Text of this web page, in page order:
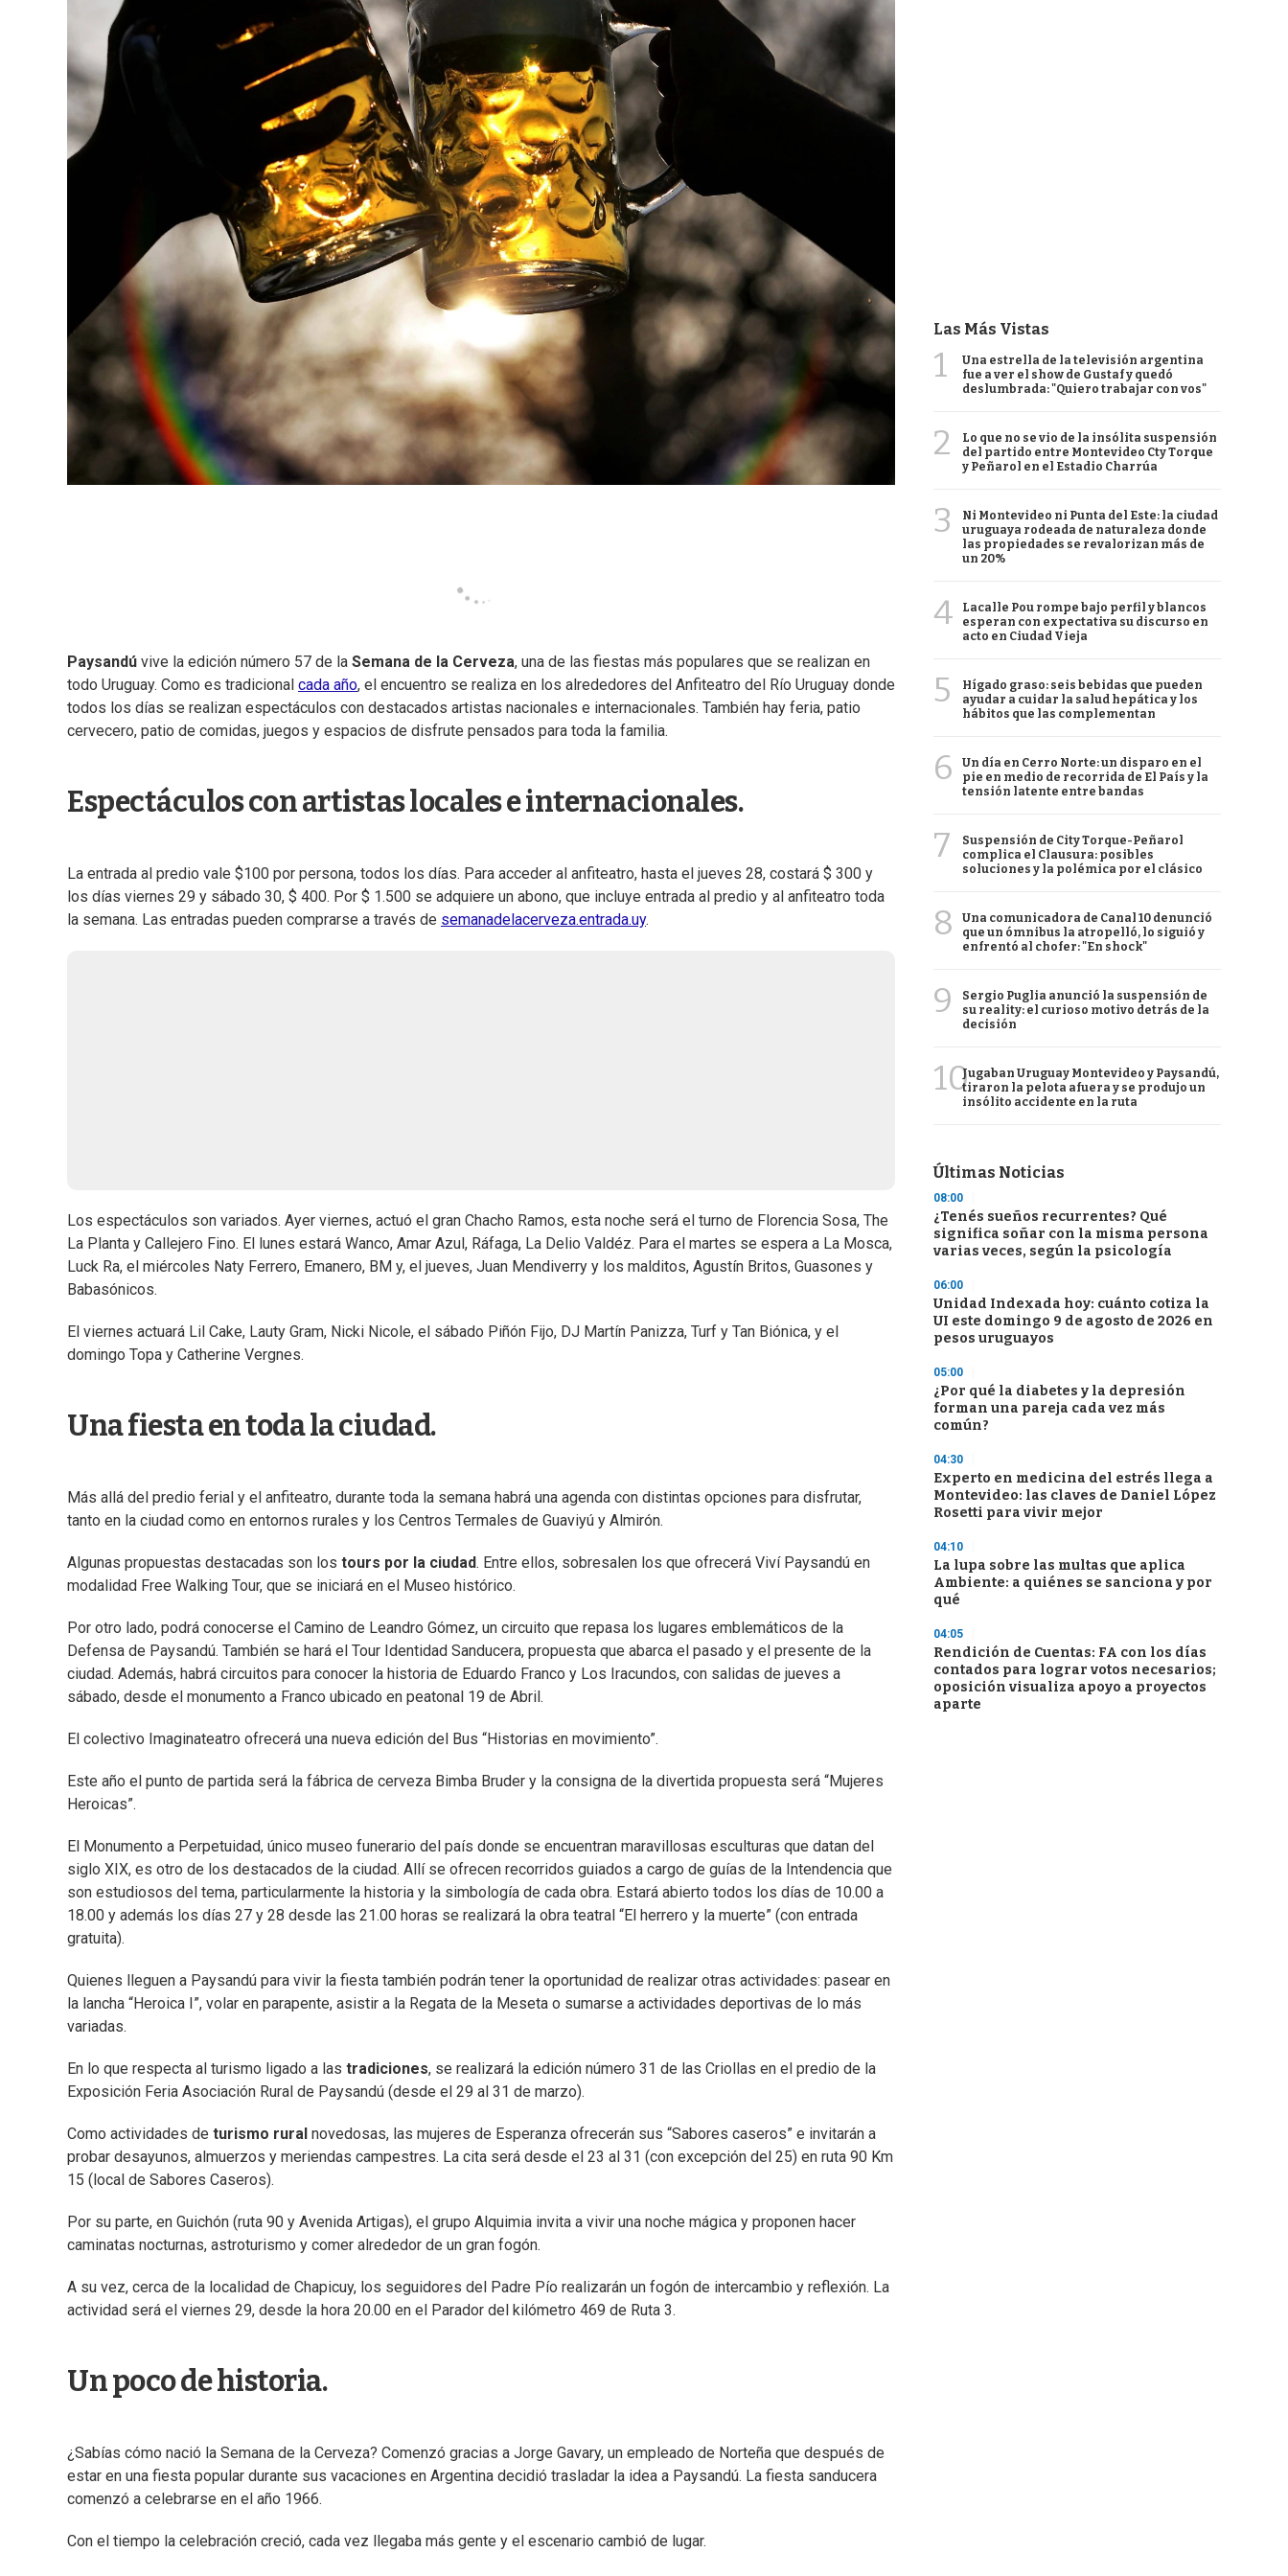
Paysandú vive la edición número 57 de la Semana de la Cerveza, una de las fiestas más populares que se realizan en
todo Uruguay. Como es tradicional cada año, el encuentro se realiza en los alrededores del Anfiteatro del Río Uruguay donde
todos los días se realizan espectáculos con destacados artistas nacionales e internacionales. También hay feria, patio
cervecero, patio de comidas, juegos y espacios de disfrute pensados para toda la familia.
Espectáculos con artistas locales e internacionales.
La entrada al predio vale $100 por persona, todos los días. Para acceder al anfiteatro, hasta el jueves 28, costará $ 300 y
los días viernes 29 y sábado 30, $ 400. Por $ 1.500 se adquiere un abono, que incluye entrada al predio y al anfiteatro toda
la semana. Las entradas pueden comprarse a través de semanadelacerveza.entrada.uy.
Los espectáculos son variados. Ayer viernes, actuó el gran Chacho Ramos, esta noche será el turno de Florencia Sosa, The
La Planta y Callejero Fino. El lunes estará Wanco, Amar Azul, Ráfaga, La Delio Valdéz. Para el martes se espera a La Mosca,
Luck Ra, el miércoles Naty Ferrero, Emanero, BM y, el jueves, Juan Mendiverry y los malditos, Agustín Britos, Guasones y
Babasónicos.
El viernes actuará Lil Cake, Lauty Gram, Nicki Nicole, el sábado Piñón Fijo, DJ Martín Panizza, Turf y Tan Biónica, y el
domingo Topa y Catherine Vergnes.
Una fiesta en toda la ciudad.
Más allá del predio ferial y el anfiteatro, durante toda la semana habrá una agenda con distintas opciones para disfrutar,
tanto en la ciudad como en entornos rurales y los Centros Termales de Guaviyú y Almirón.
Algunas propuestas destacadas son los tours por la ciudad. Entre ellos, sobresalen los que ofrecerá Viví Paysandú en
modalidad Free Walking Tour, que se iniciará en el Museo histórico.
Por otro lado, podrá conocerse el Camino de Leandro Gómez, un circuito que repasa los lugares emblemáticos de la
Defensa de Paysandú. También se hará el Tour Identidad Sanducera, propuesta que abarca el pasado y el presente de la
ciudad. Además, habrá circuitos para conocer la historia de Eduardo Franco y Los Iracundos, con salidas de jueves a
sábado, desde el monumento a Franco ubicado en peatonal 19 de Abril.
El colectivo Imaginateatro ofrecerá una nueva edición del Bus “Historias en movimiento”.
Este año el punto de partida será la fábrica de cerveza Bimba Bruder y la consigna de la divertida propuesta será “Mujeres
Heroicas”.
El Monumento a Perpetuidad, único museo funerario del país donde se encuentran maravillosas esculturas que datan del
siglo XIX, es otro de los destacados de la ciudad. Allí se ofrecen recorridos guiados a cargo de guías de la Intendencia que
son estudiosos del tema, particularmente la historia y la simbología de cada obra. Estará abierto todos los días de 10.00 a
18.00 y además los días 27 y 28 desde las 21.00 horas se realizará la obra teatral “El herrero y la muerte” (con entrada
gratuita).
Quienes lleguen a Paysandú para vivir la fiesta también podrán tener la oportunidad de realizar otras actividades: pasear en
la lancha “Heroica I”, volar en parapente, asistir a la Regata de la Meseta o sumarse a actividades deportivas de lo más
variadas.
En lo que respecta al turismo ligado a las tradiciones, se realizará la edición número 31 de las Criollas en el predio de la
Exposición Feria Asociación Rural de Paysandú (desde el 29 al 31 de marzo).
Como actividades de turismo rural novedosas, las mujeres de Esperanza ofrecerán sus “Sabores caseros” e invitarán a
probar desayunos, almuerzos y meriendas campestres. La cita será desde el 23 al 31 (con excepción del 25) en ruta 90 Km
15 (local de Sabores Caseros).
Por su parte, en Guichón (ruta 90 y Avenida Artigas), el grupo Alquimia invita a vivir una noche mágica y proponen hacer
caminatas nocturnas, astroturismo y comer alrededor de un gran fogón.
A su vez, cerca de la localidad de Chapicuy, los seguidores del Padre Pío realizarán un fogón de intercambio y reflexión. La
actividad será el viernes 29, desde la hora 20.00 en el Parador del kilómetro 469 de Ruta 3.
Un poco de historia.
¿Sabías cómo nació la Semana de la Cerveza? Comenzó gracias a Jorge Gavary, un empleado de Norteña que después de
estar en una fiesta popular durante sus vacaciones en Argentina decidió trasladar la idea a Paysandú. La fiesta sanducera
comenzó a celebrarse en el año 1966.
Con el tiempo la celebración creció, cada vez llegaba más gente y el escenario cambió de lugar.
Las Más Vistas
1
Una estrella de la televisión argentina
fue a ver el show de Gustaf y quedó
deslumbrada: "Quiero trabajar con vos"
2
Lo que no se vio de la insólita suspensión
del partido entre Montevideo Cty Torque
y Peñarol en el Estadio Charrúa
3
Ni Montevideo ni Punta del Este: la ciudad
uruguaya rodeada de naturaleza donde
las propiedades se revalorizan más de
un 20%
4
Lacalle Pou rompe bajo perfil y blancos
esperan con expectativa su discurso en
acto en Ciudad Vieja
5
Hígado graso: seis bebidas que pueden
ayudar a cuidar la salud hepática y los
hábitos que las complementan
6
Un día en Cerro Norte: un disparo en el
pie en medio de recorrida de El País y la
tensión latente entre bandas
7
Suspensión de City Torque-Peñarol
complica el Clausura: posibles
soluciones y la polémica por el clásico
8
Una comunicadora de Canal 10 denunció
que un ómnibus la atropelló, lo siguió y
enfrentó al chofer: "En shock"
9
Sergio Puglia anunció la suspensión de
su reality: el curioso motivo detrás de la
decisión
10Jugaban Uruguay Montevideo y Paysandú,
tiraron la pelota afuera y se produjo un
insólito accidente en la ruta
Últimas Noticias
08:00
¿Tenés sueños recurrentes? Qué
significa soñar con la misma persona
varias veces, según la psicología
06:00
Unidad Indexada hoy: cuánto cotiza la
UI este domingo 9 de agosto de 2026 en
pesos uruguayos
05:00
¿Por qué la diabetes y la depresión
forman una pareja cada vez más
común?
04:30
Experto en medicina del estrés llega a
Montevideo: las claves de Daniel López
Rosetti para vivir mejor
04:10
La lupa sobre las multas que aplica
Ambiente: a quiénes se sanciona y por
qué
04:05
Rendición de Cuentas: FA con los días
contados para lograr votos necesarios;
oposición visualiza apoyo a proyectos
aparte